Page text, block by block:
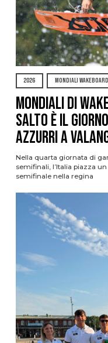
2026 MONDIALI
Mondiali di
Salto è il
azzurri a
Nella quarta giornata di
semifinali, l’Italia piazza
semifinale nella regina